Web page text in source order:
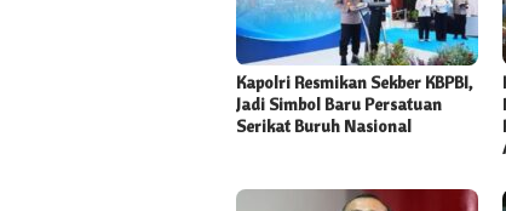
Kapolri Resmikan Sekber KBPBI,
Jadi Simbol Baru Persatuan
Serikat Buruh Nasional